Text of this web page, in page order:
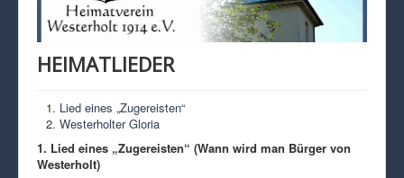
IMPRESSUM
DATENSCHUTZ
HEIMATLIEDER
Lied eines „Zugereisten“
Westerholter Gloria
1. Lied eines „Zugereisten“ (Wann wird man Bürger von
Westerholt)